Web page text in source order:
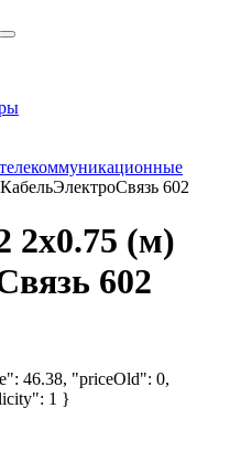
602
(м)
602
46.38, "priceOld": 0,
1 }